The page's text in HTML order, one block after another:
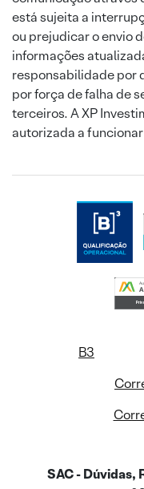
está sujeita a
ou prejudicar o envio
informações
responsabilidade por
por força de falha de
terceiros. A XP
autorizada a
B3
SAC - Dúvidas,